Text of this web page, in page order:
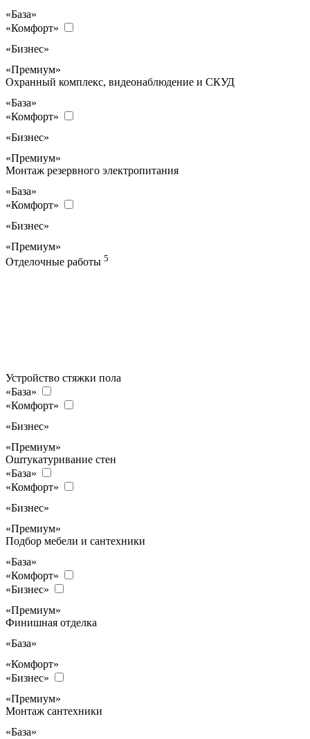
«База»
«Комфорт»
«Бизнес»
«Премиум»
Охранный комплекс, видеонаблюдение и СКУД
«База»
«Комфорт»
«Бизнес»
«Премиум»
Монтаж резервного электропитания
«База»
«Комфорт»
«Бизнес»
«Премиум»
Отделочные работы 5
Устройство стяжки пола
«База»
«Комфорт»
«Бизнес»
«Премиум»
Оштукатуривание стен
«База»
«Комфорт»
«Бизнес»
«Премиум»
Подбор мебели и сантехники
«База»
«Комфорт»
«Бизнес»
«Премиум»
Финишная отделка
«База»
«Комфорт»
«Бизнес»
«Премиум»
Монтаж сантехники
«База»